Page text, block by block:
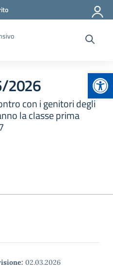
2026
con i genitori degli
la classe prima
02.03.2026